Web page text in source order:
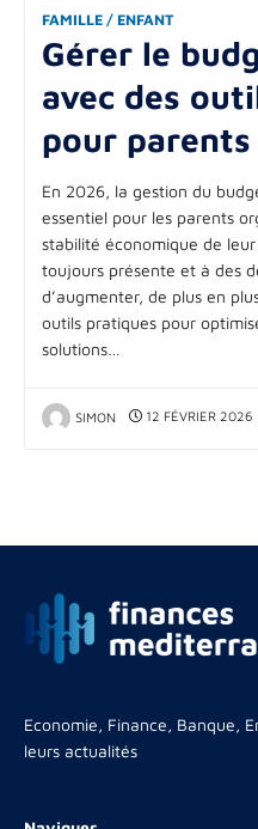
FAMILLE / ENFANT
Gérer le
avec des
pour
En 2026, la gestion du
essentiel pour les parents
stabilité économique de
toujours présente et à des
d’augmenter, de plus en
outils pratiques pour
solutions…
SIMON 12 FÉVRIER 2026
Economie, Finance, Banque,
leurs actualités